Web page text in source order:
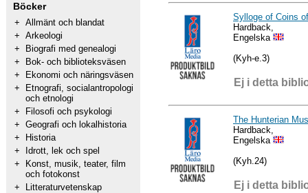
Böcker
+ Allmänt och blandat
+ Arkeologi
+
Biografi med genealogi
+
Bok- och biblioteksväsen
+
Ekonomi och näringsväsen
+
Etnografi, socialantropologi
och etnologi
+
Filosofi och psykologi
+ Geografi och lokalhistoria
+
Historia
+
Idrott, lek och spel
+
Konst, musik, teater, film
och fotokonst
+
Litteraturvetenskap
Sylloge of Coins
Hardback,
Engelska
(Kyh-e.3)
Ej i detta
The Hunterian
Hardback,
Engelska
(Kyh.24)
Ej i detta